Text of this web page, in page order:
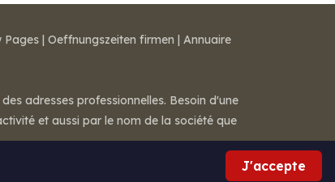
J'accepte
Pages | Oeffnungszeiten firmen | Annuaire
adresses professionnelles. Besoin d'une
et aussi par le nom de la société que